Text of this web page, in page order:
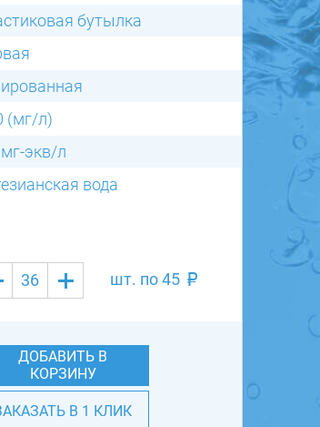
бутылка
(мг/л)
экв/л
вода
шт. по45
ДОБАВИТЬ В
КОРЗИНУ
В 1 КЛИК